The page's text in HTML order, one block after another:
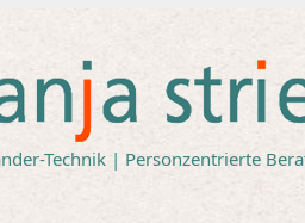
Technik | Personzentrierte